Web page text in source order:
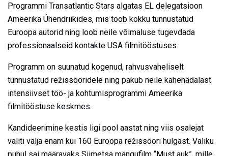
Programmi Transatlantic Stars algatas EL delegatsioon
Ameerika Ühendriikides, mis toob kokku tunnustatud
Euroopa autorid ning loob neile võimaluse tugevdada
professionaalseid kontakte USA filmitööstuses.
Programm on suunatud kogenud, rahvusvaheliselt
tunnustatud režissööridele ning pakub neile kahenädalast
intensiivset töö- ja kohtumisprogrammi Ameerika
filmitööstuse keskmes.
Kandideerimine kestis ligi pool aastat ning viis osalejat
valiti välja enam kui 160 Euroopa režissööri hulgast. Valiku